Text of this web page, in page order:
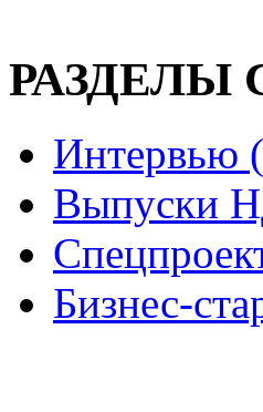
РАЗДЕЛЫ
Интервью
Выпуски
Бизнес-